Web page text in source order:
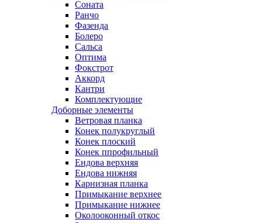
Соната
Ранчо
Фазенда
Болеро
Сальса
Оптима
Фокстрот
Аккорд
Кантри
Комплектующие
Доборные элементы
Ветровая планка
Конек полукруглый
Конек плоский
Конек ппрофильный
Ендова верхняя
Ендова нижняя
Карнизная планка
Примыкание верхнее
Примыкание нижнее
Околооконный откос